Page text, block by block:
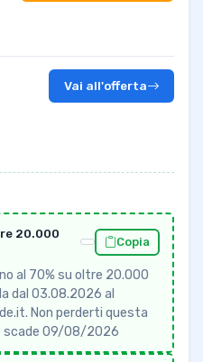
Vai all'offerta
20.000
Copia
al 70% su oltre 20.000
dal 03.08.2026 al
Non perderti questa
scade 09/08/2026